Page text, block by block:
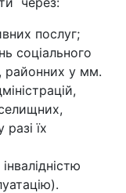
послуг;
соціального
районних у мм.
їх